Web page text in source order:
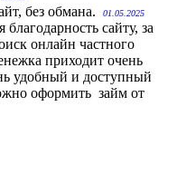
без обмана. 01.05.2025
сайту, за
онлайн частного
приходит очень
удобный и доступный
оформить займ от